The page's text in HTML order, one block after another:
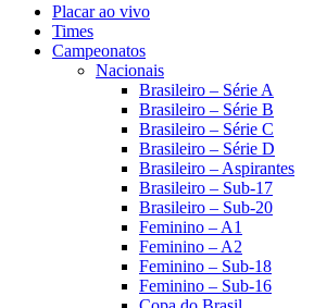
Placar ao vivo
Times
Campeonatos
Nacionais
Brasileiro – Série A
Brasileiro – Série B
Brasileiro – Série C
Brasileiro – Série D
Brasileiro – Aspirantes
Brasileiro – Sub-17
Brasileiro – Sub-20
Feminino – A1
Feminino – A2
Feminino – Sub-18
Feminino – Sub-16